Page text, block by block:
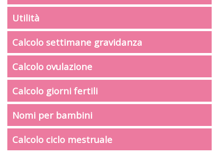
Utilità
Calcolo settimane gravidanza
Calcolo ovulazione
Calcolo giorni fertili
Nomi per bambini
Calcolo ciclo mestruale